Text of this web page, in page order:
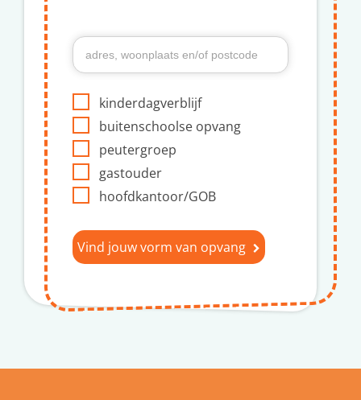
kinderdagverblijf
buitenschoolse opvang
peutergroep
gastouder
hoofdkantoor/GOB
Vind jouw vorm van opvang